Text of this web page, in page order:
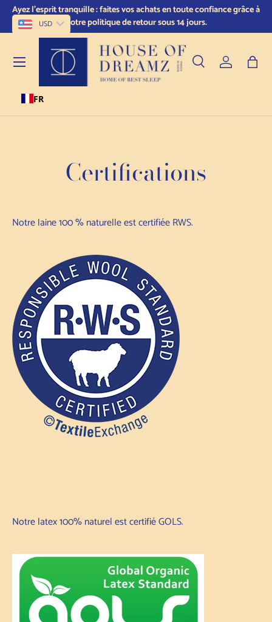
Skip to content
Ayez l'esprit tranquille : faites vos achats en toute confiance grâce à
notre politique de retour sous 14 jours.
FR
Recherche
Type de produit
Recherche
Se Sac
Menu
Certifications
Notre laine 100 % naturelle est certifiée RWS.
Notre latex 100% naturel est certifié GOLS.
USD